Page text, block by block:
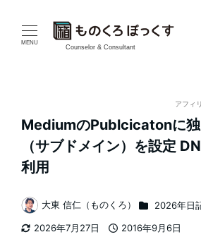
MENU
Counselor & Consultant
アフィ
MediumのPublcicatonに独
（サブドメイン）を設定
利用
2026年7月27日
2016年9月6日
著
者
大東 信仁（ものくろ） カテゴリー
2026年日